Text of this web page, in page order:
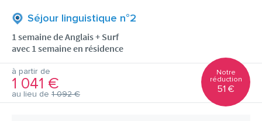
Séjour linguistique n°2
1 semaine de Anglais + Surf
avec 1 semaine en résidence
à partir de
1 041 €
au lieu de 1 092 €
Notre
réduction
51 €